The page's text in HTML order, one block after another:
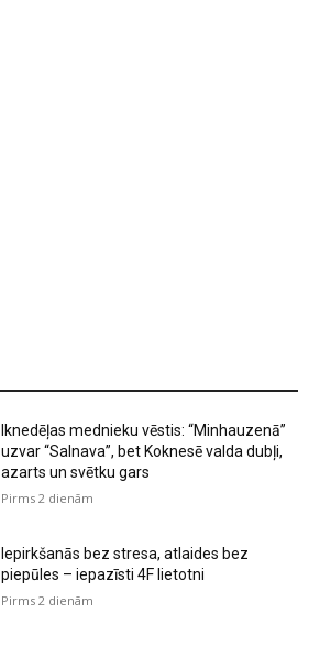
Iknedēļas mednieku vēstis: “Minhauzenā”
uzvar “Salnava”, bet Koknesē valda dubļi,
azarts un svētku gars
Pirms 2 dienām
Iepirkšanās bez stresa, atlaides bez
piepūles – iepazīsti 4F lietotni
Pirms 2 dienām